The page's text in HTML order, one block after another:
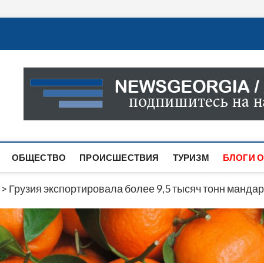
Новости Грузии
САМАЯ АКТУАЛЬНАЯ ИНФОРМАЦИЯ О СОБЫТИЯХ
САЙТЕ ВЫ НАЙДЕТЕ НОВОСТИ ПОЛИТИКИ,
ОБЩЕСТВО ПРОИСШЕСТВИЯ ТУРИЗМ БЛОГИ
> Грузия экспортировала более 9,5 тысяч тонн